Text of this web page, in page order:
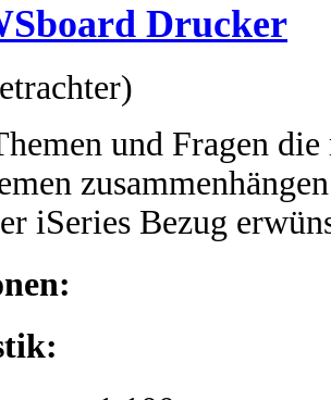
Drucker
und Fragen
iSeries Bezug